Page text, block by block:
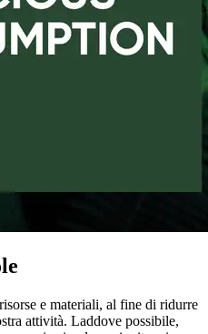
e materiali, al fine di ridurre
attività. Laddove possibile,